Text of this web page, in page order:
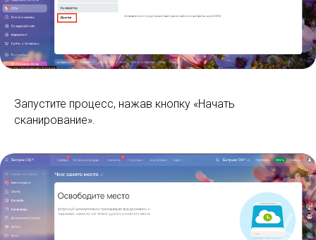
Запустите процесс, нажав кнопку «Начать
сканирование».